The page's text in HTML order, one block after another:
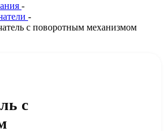
-
-
c поворотным механизмом
c